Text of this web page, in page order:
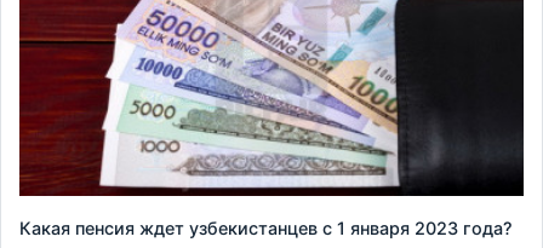
Какая пенсия ждет узбекистанцев с 1 января 2023 года?